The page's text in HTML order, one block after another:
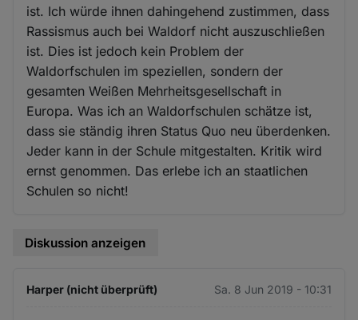
ist. Ich würde ihnen dahingehend zustimmen, dass
Rassismus auch bei Waldorf nicht auszuschließen
ist. Dies ist jedoch kein Problem der
Waldorfschulen im speziellen, sondern der
gesamten Weißen Mehrheitsgesellschaft in
Europa. Was ich an Waldorfschulen schätze ist,
dass sie ständig ihren Status Quo neu überdenken.
Jeder kann in der Schule mitgestalten. Kritik wird
ernst genommen. Das erlebe ich an staatlichen
Schulen so nicht!
Diskussion anzeigen
Harper (nicht überprüft) Sa. 8 Jun 2019 - 10:31